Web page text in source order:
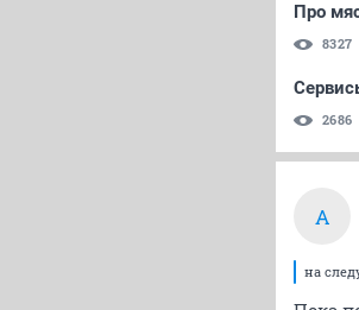
Про
8327
2686
А
на